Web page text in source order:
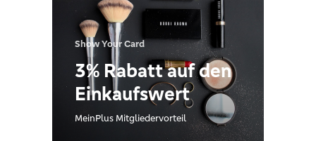
Show Your Card
3% Rabatt auf den
Einkaufswert
MeinPlus Mitgliedervorteil